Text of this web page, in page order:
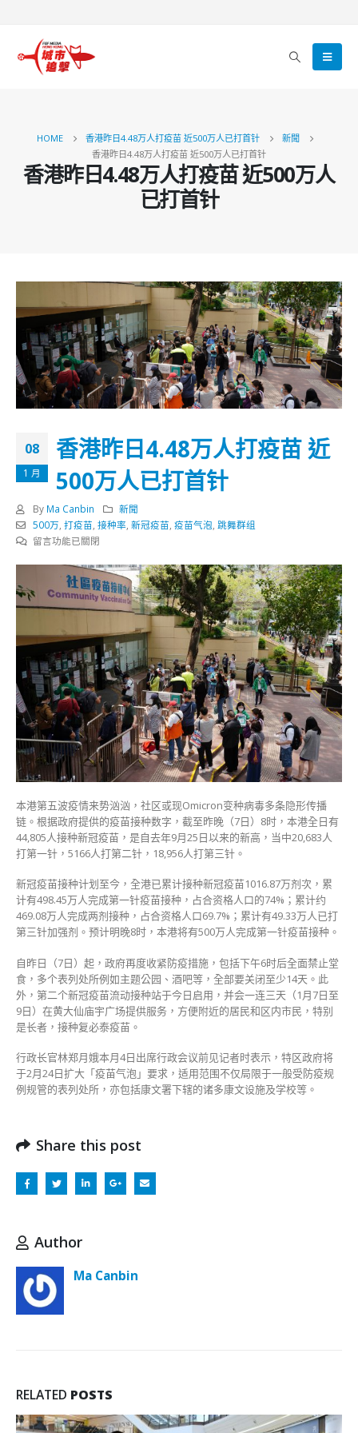
HOME 香港昨日4.48万人打疫苗 近500万人已打首针
新聞
香港昨日4.48万人打疫苗 近500万人已打首针
香港昨日4.48万人打疫苗 近500万人
已打首针
08
1 月
香港昨日4.48万人打疫苗 近
500万人已打首针
By Ma Canbin
新聞
500万, 打疫苗, 接种率, 新冠疫苗, 疫苗气泡, 跳舞群组
在
昨
日
万
打
疫
苗
近
500
万
人
已
首
针〉
中
留言功能已關閉
本港第五波疫情来势汹汹，社区或现Omicron变种病毒多条隐形传播
链。根据政府提供的疫苗接种数字，截至昨晚（7日）8时，本港全日有
44,805人接种新冠疫苗，是自去年9月25日以来的新高，当中20,683人
打第一针，5166人打第二针，18,956人打第三针。
新冠疫苗接种计划至今，全港已累计接种新冠疫苗1016.87万剂次，累
计有498.45万人完成第一针疫苗接种，占合资格人口的74%；累计约
469.08万人完成两剂接种，占合资格人口69.7%；累计有49.33万人已打
第三针加强剂。预计明晚8时，本港将有500万人完成第一针疫苗接种。
自昨日（7日）起，政府再度收紧防疫措施，包括下午6时后全面禁止堂
食，多个表列处所例如主题公园、酒吧等，全部要关闭至少14天。此
外，第二个新冠疫苗流动接种站于今日启用，并会一连三天（1月7日至
9日）在黄大仙庙宇广场提供服务，方便附近的居民和区内市民，特别
是长者，接种复必泰疫苗。
行政长官林郑月娥本月4日出席行政会议前见记者时表示，特区政府将
于2月24日扩大「疫苗气泡」要求，适用范围不仅局限于一般受防疫规
例规管的表列处所，亦包括康文署下辖的诸多康文设施及学校等。
Share this post
Author
Ma Canbin
RELATED POSTS